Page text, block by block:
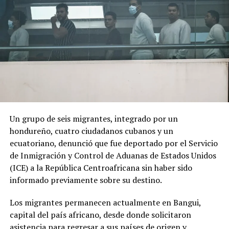
El cambio de Gobierno genera expectativas y
preocupación entre sectores de la población debido al
discurso de seguridad del nuevo presidente.
«Por los anuncios que ha hecho se nota que va a ser
como de una mano fuerte, ojalá que no vaya a haber una
nueva violencia», declaró a AFP Óscar Obando, un
trabajador de 67 años que se dedica a redactar
documentos en las calles de Cali utilizando una máquina
de escribir.
De la Espriella, quien utiliza el sobrenombre de «El
Un grupo de seis migrantes, integrado por un
hondureño, cuatro ciudadanos cubanos y un
ecuatoriano, denunció que fue deportado por el Servicio
de Inmigración y Control de Aduanas de Estados Unidos
(ICE) a la República Centroafricana sin haber sido
informado previamente sobre su destino.
Los migrantes permanecen actualmente en Bangui,
capital del país africano, desde donde solicitaron